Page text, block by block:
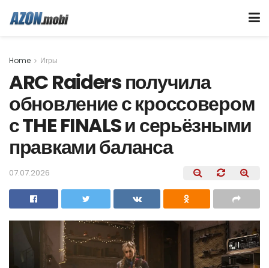
Home Игры
ARC Raiders получила
обновление с кроссовером
с THE FINALS и серьёзными
правками баланса
07.07.2026